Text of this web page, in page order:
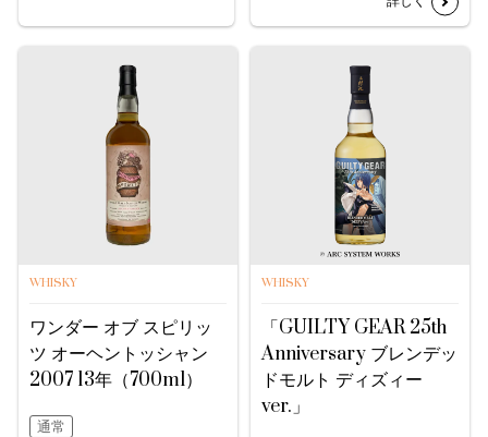
WHISKY
ワンダー オブ スピリッ
ツ オーヘントッシャン
2007 13年（700ml）
通常
WHISKY
「GUILTY GEAR 25th
Anniversary ブレンデッ
ドモルト ディズィー
ver.」